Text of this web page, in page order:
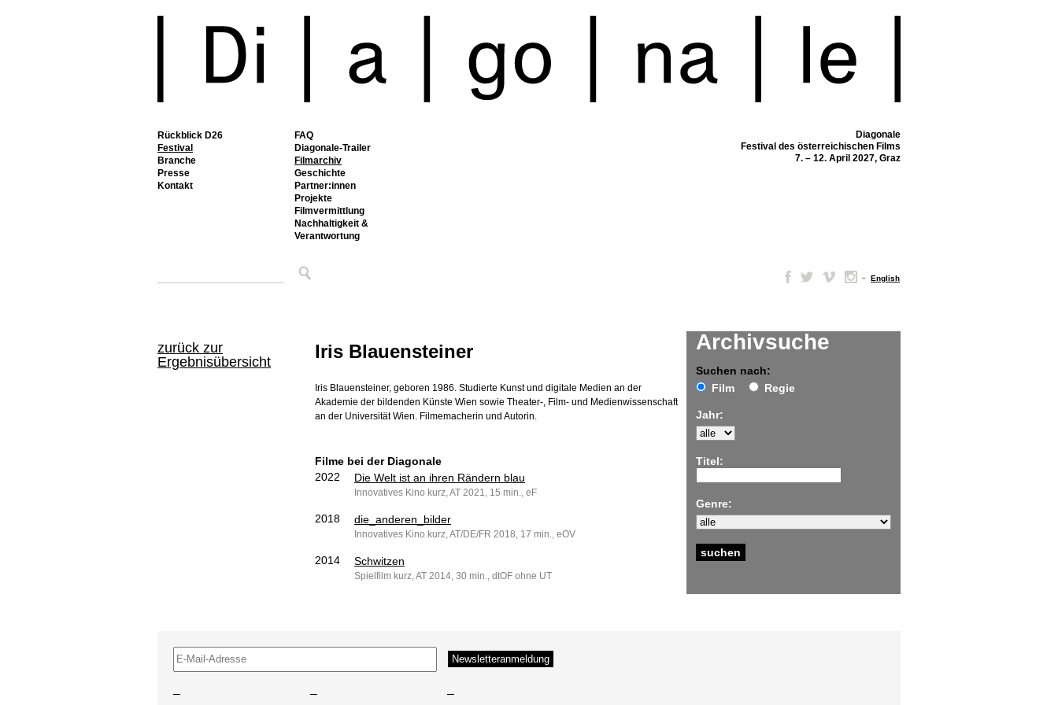
Rückblick D26
Festival
FAQ
Diagonale-Trailer
Filmarchiv
Geschichte
Partner:innen
Projekte
Filmvermittlung
Nachhaltigkeit &
Verantwortung
Branche
Presse
Kontakt
Diagonale
Festival des österreichischen Films
7. – 12. April 2027, Graz
– English
zurück zur
Ergebnisübersicht
Archivsuche
Suchen nach:
Film
Regie
Jahr:
Titel:
Genre:
Iris Blauensteiner
Iris Blauensteiner, geboren 1986. Studierte Kunst und digitale Medien an der
Akademie der bildenden Künste Wien sowie Theater-, Film- und Medienwissenschaft
an der Universität Wien. Filmemacherin und Autorin.
Filme bei der Diagonale
2022
Die Welt ist an ihren Rändern blau
Innovatives Kino kurz, AT 2021, 15 min., eF
2018 die_anderen_bilder
Innovatives Kino kurz, AT/DE/FR 2018, 17 min., eOV
2014 Schwitzen
Spielfilm kurz, AT 2014, 30 min., dtOF ohne UT
– – –